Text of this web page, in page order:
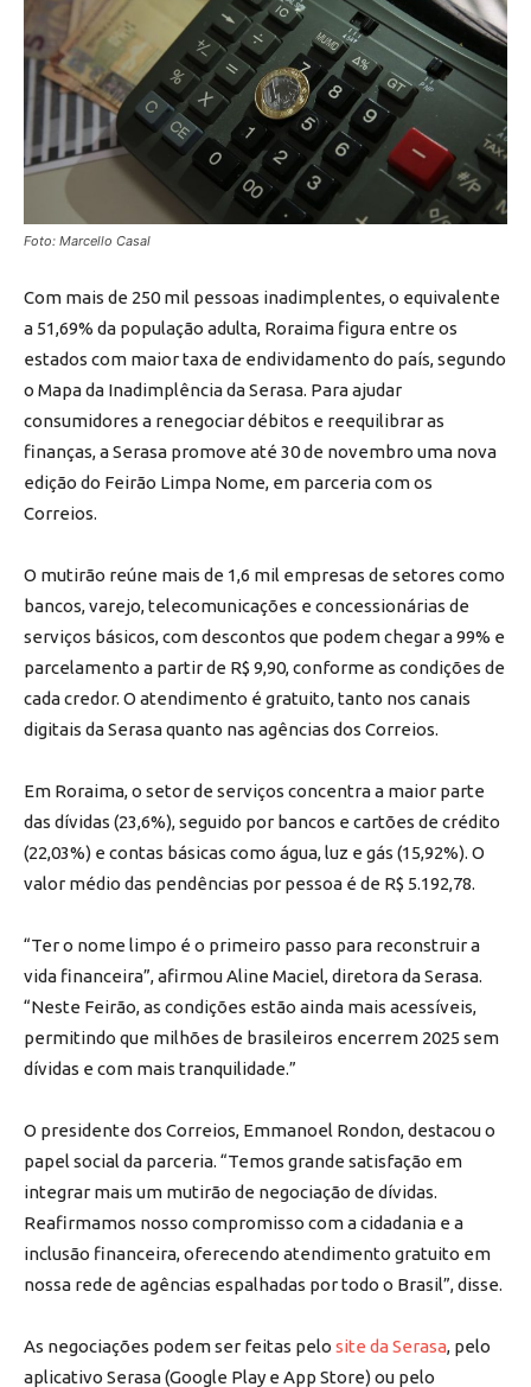
Foto: Marcello Casal
Com mais de 250 mil pessoas inadimplentes, o equivalente
a 51,69% da população adulta, Roraima figura entre os
estados com maior taxa de endividamento do país, segundo
o Mapa da Inadimplência da Serasa. Para ajudar
consumidores a renegociar débitos e reequilibrar as
finanças, a Serasa promove até 30 de novembro uma nova
edição do Feirão Limpa Nome, em parceria com os
Correios.
O mutirão reúne mais de 1,6 mil empresas de setores como
bancos, varejo, telecomunicações e concessionárias de
serviços básicos, com descontos que podem chegar a 99% e
parcelamento a partir de R$ 9,90, conforme as condições de
cada credor. O atendimento é gratuito, tanto nos canais
digitais da Serasa quanto nas agências dos Correios.
Em Roraima, o setor de serviços concentra a maior parte
das dívidas (23,6%), seguido por bancos e cartões de crédito
(22,03%) e contas básicas como água, luz e gás (15,92%). O
valor médio das pendências por pessoa é de R$ 5.192,78.
“Ter o nome limpo é o primeiro passo para reconstruir a
vida financeira”, afirmou Aline Maciel, diretora da Serasa.
“Neste Feirão, as condições estão ainda mais acessíveis,
permitindo que milhões de brasileiros encerrem 2025 sem
dívidas e com mais tranquilidade.”
O presidente dos Correios, Emmanoel Rondon, destacou o
papel social da parceria. “Temos grande satisfação em
integrar mais um mutirão de negociação de dívidas.
Reafirmamos nosso compromisso com a cidadania e a
inclusão financeira, oferecendo atendimento gratuito em
nossa rede de agências espalhadas por todo o Brasil”, disse.
As negociações podem ser feitas pelo site da Serasa, pelo
aplicativo Serasa (Google Play e App Store) ou pelo